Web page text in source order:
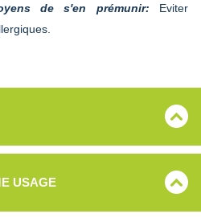
de s'en prémunir: Eviter
USAGE